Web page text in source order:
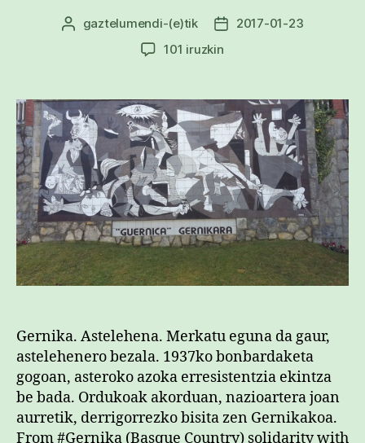
Argitalpenaren
gaztelumendi-(e)tik
Argitalpenaren
2017-01-23
101 iruzkinGernika
Gernika. Astelehena. Merkatu eguna da gaur,
astelehenero bezala. 1937ko bonbardaketa
gogoan, asteroko azoka erresistentzia ekintza
be bada. Ordukoak akorduan, nazioartera joan
aurretik, derrigorrezko bisita zen Gernikakoa.
From #Gernika (Basque Country) solidarity with